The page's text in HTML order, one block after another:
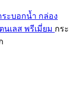
ะบอกน้ำ กล่อง
เลส พรีเมี่ยม กระ